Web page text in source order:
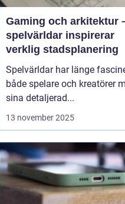
Gaming och arkitektur
spelvärldar inspirerar
verklig stadsplanering
Spelvärldar har länge
både spelare och kreatörer
sina detaljerad...
13 november 2025